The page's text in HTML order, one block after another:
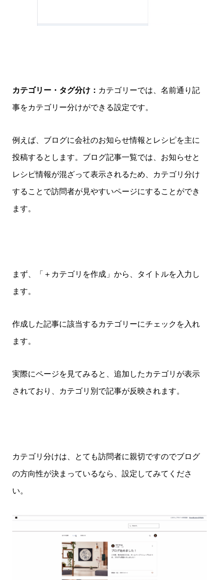
カテゴリー・タグ分け： カテゴリーでは、名前通り記
事をカテゴリー分けができる設定です。
例えば、ブログに会社のお知らせ情報とレシピを主に
投稿するとします。ブログ記事一覧では、お知らせと
レシピ情報が混ざって表示されるため、カテゴリ分け
することで訪問者が見やすいページにすることができ
ます。
まず、「＋カテゴリを作成」から、タイトルを入力し
ます。
作成した記事に該当するカテゴリーにチェックを入れ
ます。
実際にページを見てみると、追加したカテゴリが表示
されており、カテゴリ別で記事が反映されます。
カテゴリ分けは、とても訪問者に親切ですのでブログ
の方向性が決まっているなら、設定してみてくださ
い。